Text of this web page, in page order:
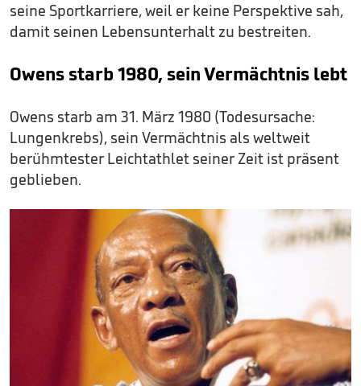
seine Sportkarriere, weil er keine Perspektive sah,
damit seinen Lebensunterhalt zu bestreiten.
Owens starb 1980, sein Vermächtnis lebt
Owens starb am 31. März 1980 (Todesursache:
Lungenkrebs), sein Vermächtnis als weltweit
berühmtester Leichtathlet seiner Zeit ist präsent
geblieben.